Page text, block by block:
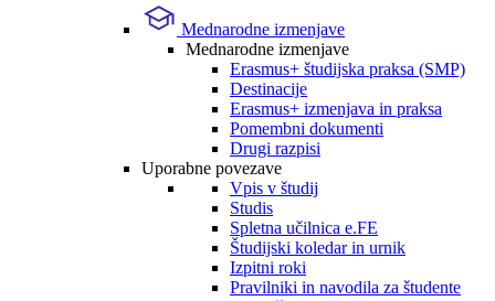
Mednarodne izmenjave
Mednarodne izmenjave
Erasmus+ študijska praksa (SMP)
Destinacije
Erasmus+ izmenjava in praksa
Pomembni dokumenti
Drugi razpisi
Uporabne povezave
Vpis v študij
Studis
Spletna učilnica e.FE
Študijski koledar in urnik
Izpitni roki
Pravilniki in navodila za študente